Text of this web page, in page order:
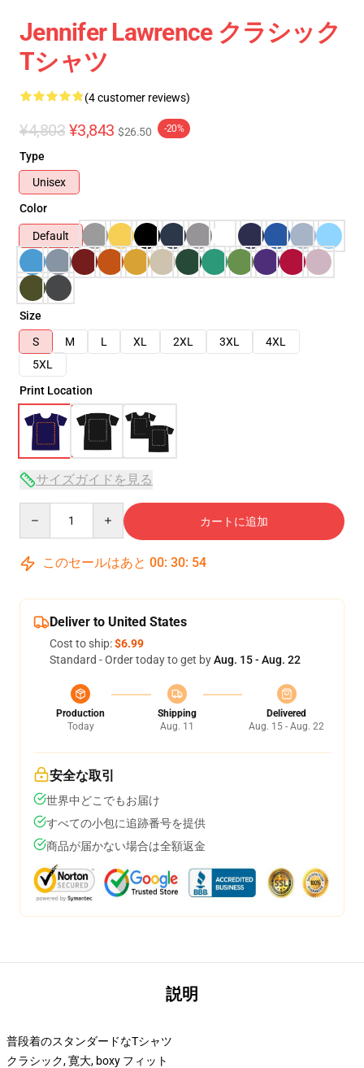
Jennifer Lawrence クラシック
Tシャツ
(4 customer reviews)
¥4,803 ¥3,843 $26.50 -20%
Type
Unisex
Color
Default
Size
S
M L XL 2XL 3XL
4XL
5XL
Print Location
サイズガイドを見る
カートに追加
このセールはあと 00: 30: 53
Deliver to United States
Cost to ship:$6.99
Standard - Order today to get byAug. 15 - Aug. 22
Production
Today
Shipping
Aug. 11
Delivered
Aug. 15 - Aug. 22
安全な取引
世界中どこでもお届け
すべての小包に追跡番号を提供
商品が届かない場合は全額返金
説明
普段着のスタンダードなTシャツ
クラシック, 寛大, boxy フィット